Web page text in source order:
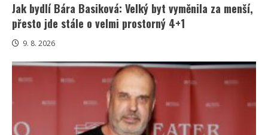
Jak bydlí Bára Basiková: Velký byt vyměnila za menší,
přesto jde stále o velmi prostorný 4+1
9. 8. 2026